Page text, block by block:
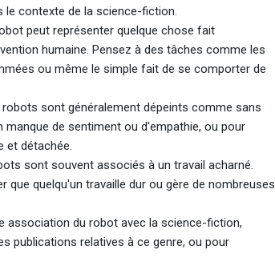
contexte de la science-fiction.
peut représenter quelque chose fait
humaine. Pensez à des tâches comme les
ou même le simple fait de se comporter de
robots sont généralement dépeints comme sans
de sentiment ou d'empathie, ou pour
et détachée.
sont souvent associés à un travail acharné.
quelqu'un travaille dur ou gère de nombreuses
association du robot avec la science-fiction,
publications relatives à ce genre, ou pour